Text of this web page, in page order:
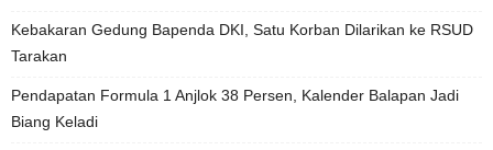
Kebakaran Gedung Bapenda DKI, Satu Korban Dilarikan ke RSUD
Tarakan
Pendapatan Formula 1 Anjlok 38 Persen, Kalender Balapan Jadi
Biang Keladi